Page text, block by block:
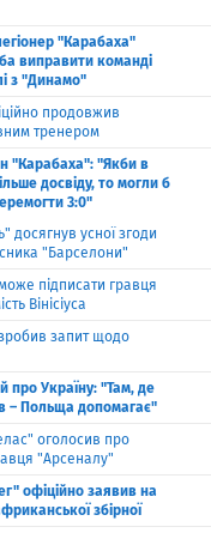
"Карабаха"
виправити команді
з "Динамо"
продовжив
тренером
"Карабаха": "Якби в
досвіду, то могли б
3:0"
досягнув усної згоди
"Барселони"
підписати гравця
Вінісіуса
запит щодо
про Україну: "Там, де
– Польща допомагає"
оголосив про
"Арсеналу"
офіційно заявив на
збірної